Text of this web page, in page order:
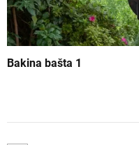
Bakina bašta 1